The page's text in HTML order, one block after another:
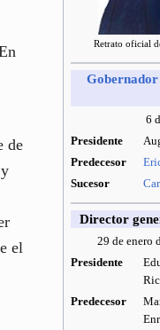
Retrato oficial
Gobernador
6
Presidente
Predecesor
Sucesor
Director
29 de enero
Presidente
Predecesor
de
el